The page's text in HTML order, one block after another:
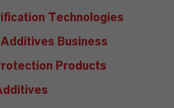
Technologies
Business
Products